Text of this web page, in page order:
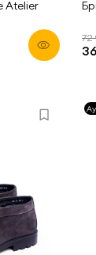
Atelier
72